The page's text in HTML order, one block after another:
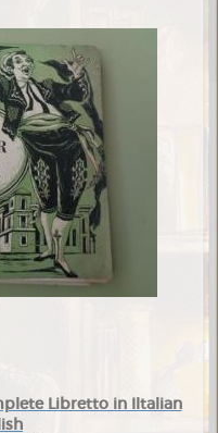
Libretto in Iltalian